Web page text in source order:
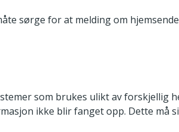
sørge for at melding om
som brukes ulikt av forskjellig
ikke blir fanget opp. Dette må